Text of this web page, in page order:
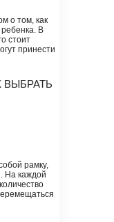
о том, как
ребенка. В
стоит
принести
ВЫБРАТЬ
рамку,
На каждой